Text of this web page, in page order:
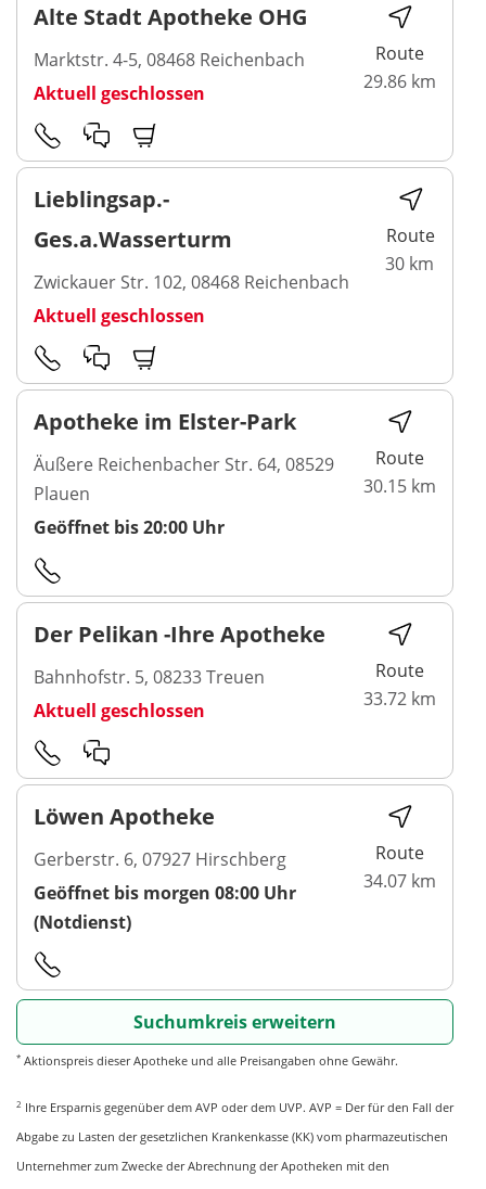
Alte Stadt Apotheke OHG
Marktstr. 4-5, 08468 Reichenbach
Aktuell geschlossen
Route
29.86 km
Lieblingsap.-
Ges.a.Wasserturm
Zwickauer Str. 102, 08468 Reichenbach
Aktuell geschlossen
Route
30 km
Apotheke im Elster-Park
Äußere Reichenbacher Str. 64, 08529
Plauen
Geöffnet bis 20:00 Uhr
Route
30.15 km
Der Pelikan -Ihre Apotheke
Bahnhofstr. 5, 08233 Treuen
Aktuell geschlossen
Route
33.72 km
Löwen Apotheke
Gerberstr. 6, 07927 Hirschberg
Geöffnet bis morgen 08:00 Uhr
(Notdienst)
Route
34.07 km
Suchumkreis erweitern
* Aktionspreis dieser Apotheke und alle Preisangaben ohne Gewähr.
2 Ihre Ersparnis gegenüber dem AVP oder dem UVP. AVP = Der für den Fall der
Abgabe zu Lasten der gesetzlichen Krankenkasse (KK) vom pharmazeutischen
Unternehmer zum Zwecke der Abrechnung der Apotheken mit den